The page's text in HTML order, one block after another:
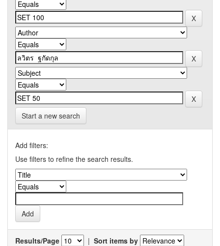
Start a new search
Add filters:
Use filters to refine the search results.
Results/Page | Sort items by